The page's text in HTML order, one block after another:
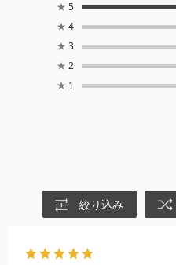
★ 5
★ 4
★ 3
★ 2
★ 1
絞り込み